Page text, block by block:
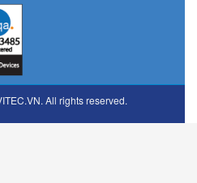
All rights reserved.